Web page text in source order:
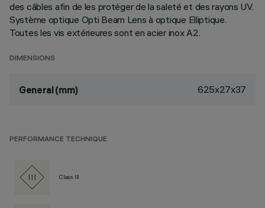
des câbles afin de les protéger de la saleté et des rayons UV.
Système optique Opti Beam Lens à optique Elliptique.
Toutes les vis extérieures sont en acier inox A2.
DIMENSIONS
General (mm) 625x27x37
PERFORMANCE TECHNIQUE
Class III